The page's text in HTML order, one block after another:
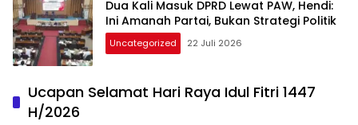
Dua Kali Masuk DPRD Lewat PAW, Hendi:
Ini Amanah Partai, Bukan Strategi Politik
Uncategorized 22 Juli 2026
Ucapan Selamat Hari Raya Idul Fitri 1447
H/2026